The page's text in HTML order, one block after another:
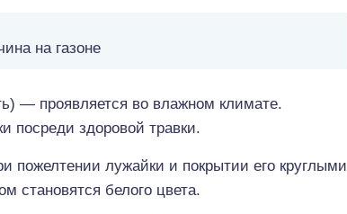
на газоне
— проявляется во влажном климате.
посреди здоровой травки.
пожелтении лужайки и покрытии его круглыми
становятся белого цвета.